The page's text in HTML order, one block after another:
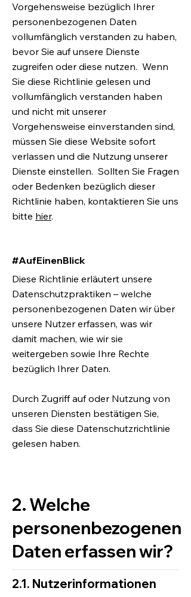
Vorgehensweise bezüglich Ihrer
personenbezogenen Daten
vollumfänglich verstanden zu haben,
bevor Sie auf unsere Dienste
zugreifen oder diese nutzen. Wenn
Sie diese Richtlinie gelesen und
vollumfänglich verstanden haben
und nicht mit unserer
Vorgehensweise einverstanden sind,
müssen Sie diese Website sofort
verlassen und die Nutzung unserer
Dienste einstellen. Sollten Sie Fragen
oder Bedenken bezüglich dieser
Richtlinie haben, kontaktieren Sie uns
bitte hier.
#AufEinenBlick
Diese Richtlinie erläutert unsere
Datenschutzpraktiken – welche
personenbezogenen Daten wir über
unsere Nutzer erfassen, was wir
damit machen, wie wir sie
weitergeben sowie Ihre Rechte
bezüglich Ihrer Daten.
Durch Zugriff auf oder Nutzung von
unseren Diensten bestätigen Sie,
dass Sie diese Datenschutzrichtlinie
gelesen haben.
2. Welche
personenbezogenen
Daten erfassen wir?
2.1. Nutzerinformationen